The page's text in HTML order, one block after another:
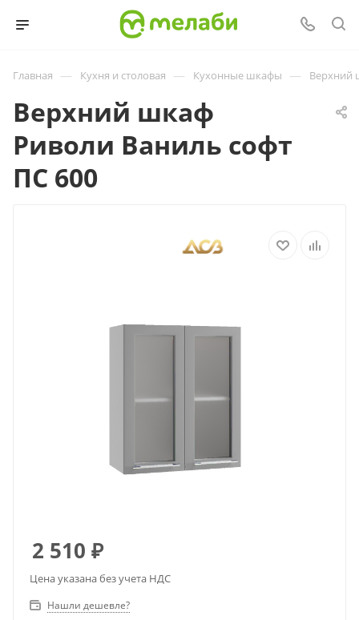
Главная — Кухня и столовая — Кухонные шкафы — Верхний
Верхний шкаф
Риволи Ваниль софт
ПС 600
2 510 ₽
Цена указана без учета НДС
Нашли дешевле?